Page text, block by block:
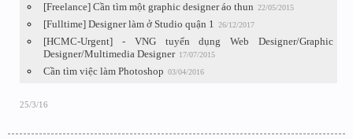
[Freelance] Cần tìm một graphic designer áo thun 22/05/2015
[Fulltime] Designer làm ở Studio quận 1 26/12/2017
[HCMC-Urgent] - VNG tuyển dụng Web Designer/Graphic
Designer/Multimedia Designer 17/07/2015
Cần tìm việc làm Photoshop 03/04/2016
25/3/16